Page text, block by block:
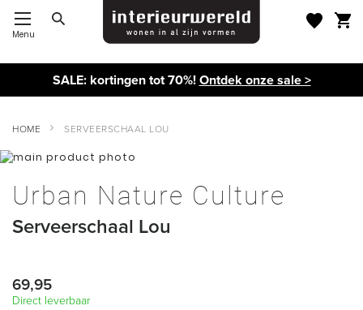
Menu
SALE: kortingen tot 70%!Ontdek onze sale >
HOME SERVEERSCHAAL LOU
Ga
het
einde
de
naar
het
van
Urban Nature Culture
Serveerschaal Lou
69,95
Direct leverbaar